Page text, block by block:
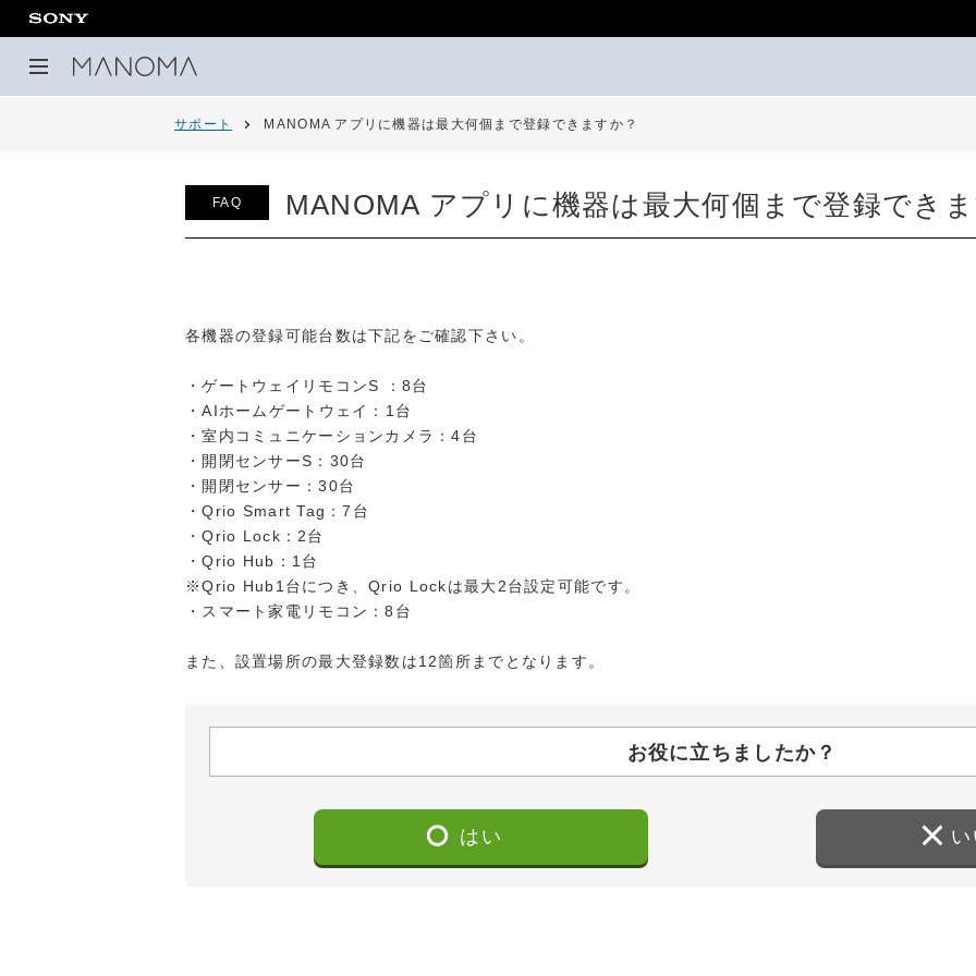
サポート MANOMA アプリに機器は最大何個まで登録できますか？
FAQ MANOMA アプリに機器は最大何個まで登録でき
各機器の登録可能台数は下記をご確認下さい。
・ゲートウェイリモコンS ：8台
・AIホームゲートウェイ：1台
・室内コミュニケーションカメラ：4台
・開閉センサーS：30台
・開閉センサー：30台
・Qrio Smart Tag：7台
・Qrio Lock：2台
・Qrio Hub：1台
※Qrio Hub1台につき、Qrio Lockは最大2台設定可能です。
・スマート家電リモコン：8台
また、設置場所の最大登録数は12箇所までとなります。
お役に立ちましたか？
はい